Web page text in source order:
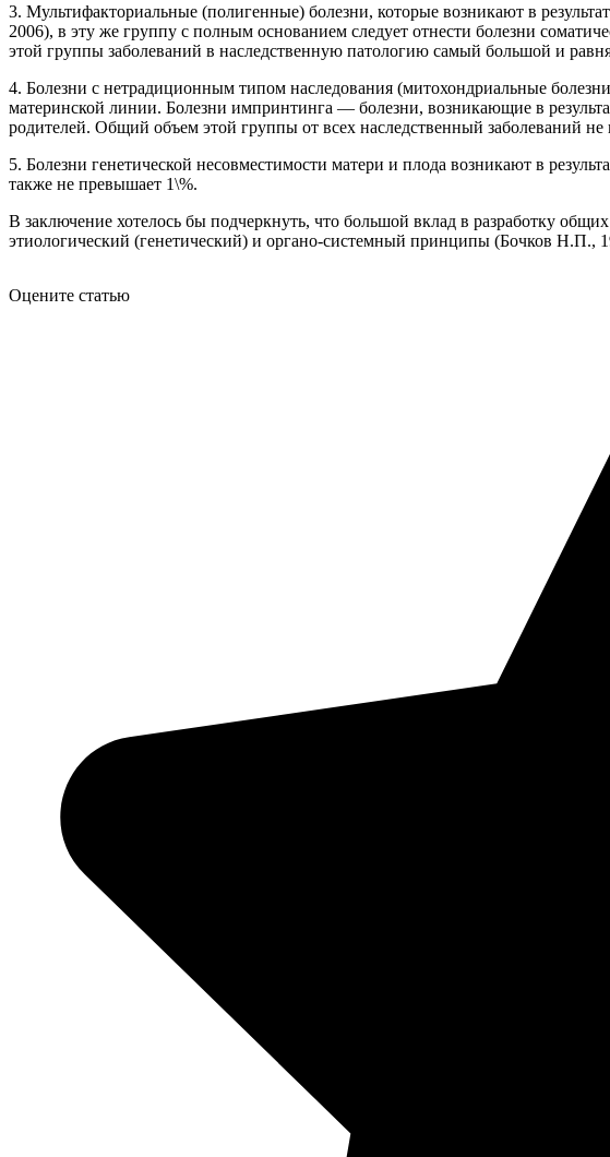
3. Мультифакториальные (полигенные) болезни, которые возникают в
2006), в эту же группу с полным основанием следует отнести болезни
этой группы заболеваний в наследственную патологию самый большой и
4. Болезни с нетрадиционным типом наследования (митохондриальные
материнской линии. Болезни импринтинга — болезни, возникающие в
родителей. Общий объем этой группы от всех наследственный заболеваний
5. Болезни генетической несовместимости матери и плода возникают в
также не превышает 1\%.
В заключение хотелось бы подчеркнуть, что большой вклад в разработку
этиологический (генетический) и органо-системный принципы (Бочков Н.П.,
Оцените статью